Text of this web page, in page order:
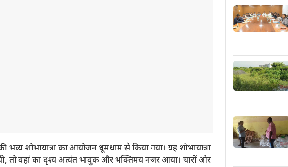
भव्य शोभायात्रा का आयोजन धूमधाम से किया गया। यह शोभायात्रा
तो वहां का दृश्य अत्यंत भावुक और भक्तिमय नजर आया। चारों ओर